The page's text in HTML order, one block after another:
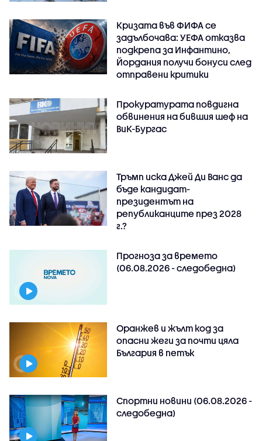
Кризата във ФИФА се
задълбочава: УЕФА отказва
подкрепа за Инфантино,
Йордания получи бонуси след
отправени критики
Прокуратурата повдигна
обвинения на бившия шеф на
ВиК-Бургас
Тръмп иска Джей Ди Ванс да
бъде кандидат-
президентът на
републиканците през 2028
г.?
Прогноза за времето
(06.08.2026 - следобедна)
Оранжев и жълт код за
опасни жеги за почти цяла
България в петък
Спортни новини (06.08.2026 -
следобедна)